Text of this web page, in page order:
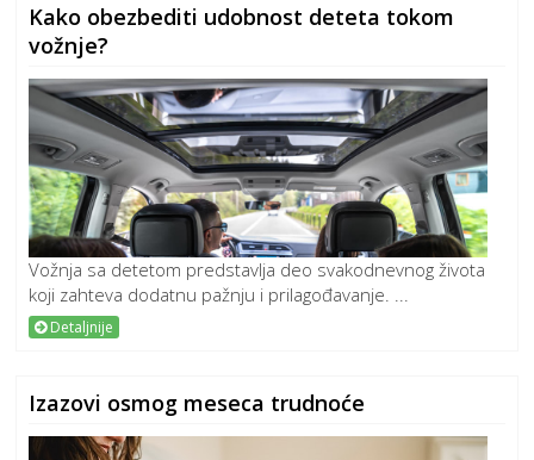
Kako obezbediti udobnost deteta tokom
vožnje?
Vožnja sa detetom predstavlja deo svakodnevnog života
koji zahteva dodatnu pažnju i prilagođavanje. ...
Detaljnije
Izazovi osmog meseca trudnoće